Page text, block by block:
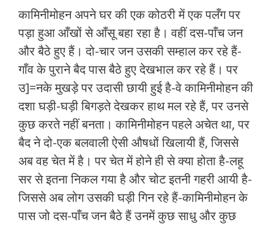
कामिनीमोहन अपने घर की एक कोठरी में एक पलँग पर
पड़ा हुआ आँखों से आँसू बहा रहा है। वहीं दस-पाँच जन
और बैठे हुए हैं। दो-चार जन उसकी सम्हाल कर रहे हैं-
गाँव के पुराने बैद पास बैठे हुए देखभाल कर रहे हैं। पर
उ]=नके मुखड़े पर उदासी छायी हुई है-वे कामिनीमोहन की
दशा घड़ी-घड़ी बिगड़ते देखकर हाथ मल रहे हैं, पर उनसे
कुछ करते नहीं बनता। कामिनीमोहन पहले अचेत था, पर
बैद ने दो-एक बलवाली ऐसी औषधों खिलायी हैं, जिससे
अब वह चेत में है। पर चेत में होने ही से क्या होता है-लहू
सर से इतना निकल गया है और चोट इतनी गहरी आयी है-
जिससे अब लोग उसकी घड़ी गिन रहे हैं-कामिनीमोहन के
पास जो दस-पाँच जन बैठे हैं उनमें कुछ साधु और कुछ